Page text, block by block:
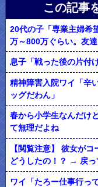
この記事
20代の子「専業主婦希
万～800万ぐらい。友
息子「戦った後の片付
精神障害入院ワイ「辛
ッグだわん」
春から小学生なんだけ
て無理だよね
【閲覧注意】 彼女が
どうしたの！？ → 戻
ワイ「たろー仕事行っ